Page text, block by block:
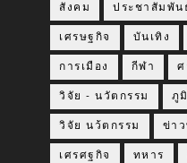
สังคม ประชาสัมพัน
เศรษฐกิจ บันเทิง
การเมือง กีฬา ศ
วิจัย - นวัตกรรม ภู
วิจัย นว้ตกรรม ข่า
เศรศฐกิจ ทหาร